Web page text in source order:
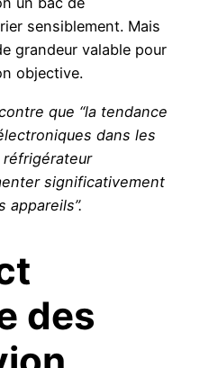
sensiblement. Mais
grandeur valable pour
objective.
que “la tendance
dans les
réfrigérateur
significativement
appareils”.
des